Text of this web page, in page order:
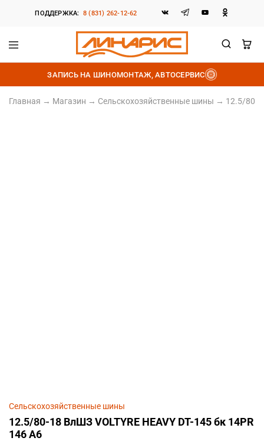
ПОДДЕРЖКА: 8 (831) 262-12-62
Линарис
Продажа
шин,
дисков
и
аккумуляторов
ЗАПИСЬ НА ШИНОМОНТАЖ, АВТОСЕРВИС
Главная → Магазин → Сельскохозяйственные шины → 12.5/80-
Сельскохозяйственные шины
12.5/80-18 ВлШЗ VOLTYRE HEAVY DT-145 бк 14PR
146 A6